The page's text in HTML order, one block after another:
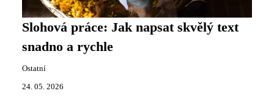
Slohová práce: Jak napsat skvělý text
snadno a rychle
Ostatní
24. 05. 2026